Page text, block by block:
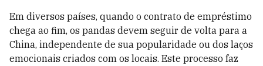
Em diversos países, quando o contrato de empréstimo
chega ao fim, os pandas devem seguir de volta para a
China, independente de sua popularidade ou dos laços
emocionais criados com os locais. Este processo faz